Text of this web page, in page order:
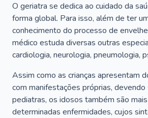
O geriatra se dedica ao cuidado da
forma global. Para isso, além de ter
conhecimento do processo de
médico estuda diversas outras
cardiologia, neurologia, pneumologia,
Assim como as crianças apresentam
com manifestações próprias,
pediatras, os idosos também são
determinadas enfermidades, cujos